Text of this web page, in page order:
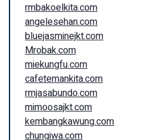
rmbakoelkita.com
angelesehan.com
bluejasminejkt.com
Mrobak.com
miekungfu.com
cafetemankita.com
rmjasabundo.com
mimoosajkt.com
kembangkawung.com
chungiwa.com